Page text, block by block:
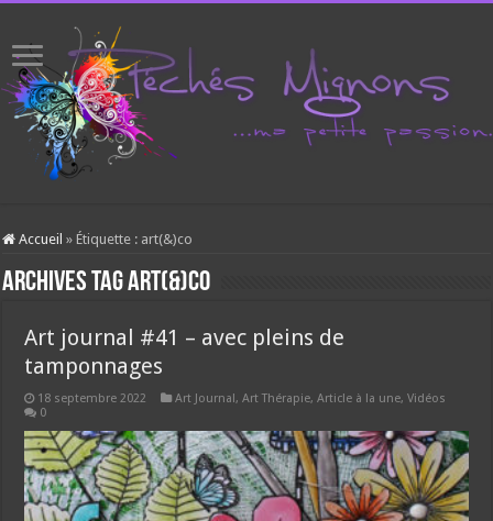
Accueil » Étiquette : art(&)co
Archives tagart(&)co
Art journal #41 – avec pleins de
tamponnages
18 septembre 2022 Art Journal,Art Thérapie,Article à la une,Vidéos
0